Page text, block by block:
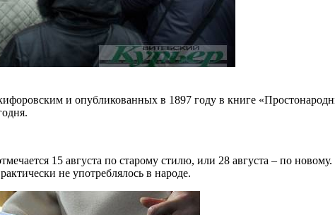
и опубликованных в 1897 году в книге
15 августа по старому стилю, или 28 августа – по
не употреблялось в народе.